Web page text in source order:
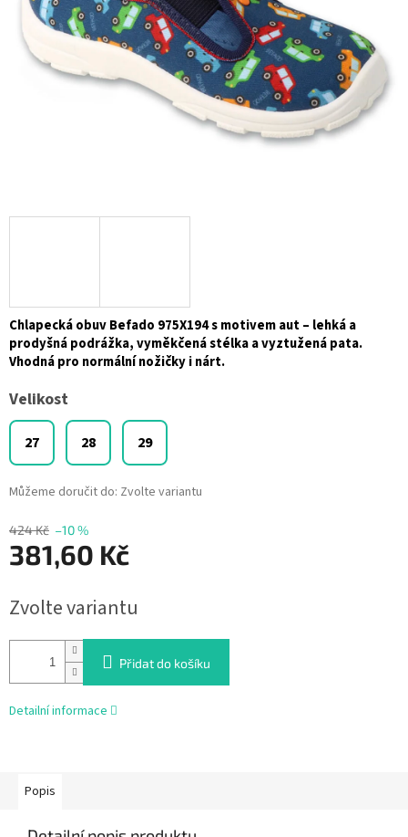
424 Kč –10 %
381,60 Kč
cena:
Zvolte variantu
Velikost
27 28 29
Můžeme doručit do: Zvolte variantu
Přidat do košíku
Chlapecká obuv Befado 975X194 s motivem aut – lehká a
prodyšná podrážka, vyměkčená stélka a vyztužená pata.
Vhodná pro normální nožičky i nárt.
Detailní informace
Popis